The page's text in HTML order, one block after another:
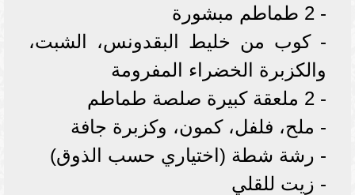
- 2 طماطم مبشورة
- كوب من خليط البقدونس، الشبت،
والكزبرة الخضراء المفرومة
- 2 ملعقة كبيرة صلصة طماطم
- ملح، فلفل، كمون، وكزبرة جافة
- رشة شطة (اختياري حسب الذوق)
- زيت للقلي